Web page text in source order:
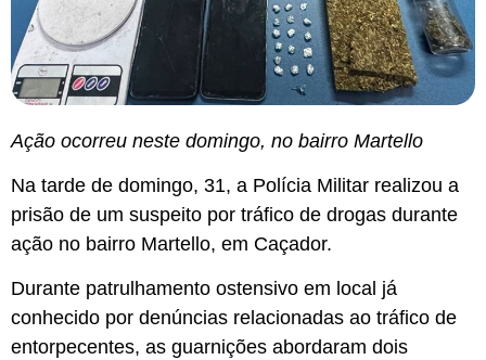
Ação ocorreu neste domingo, no bairro Martello
Na tarde de domingo, 31, a Polícia Militar realizou a
prisão de um suspeito por tráfico de drogas durante
ação no bairro Martello, em Caçador.
Durante patrulhamento ostensivo em local já
conhecido por denúncias relacionadas ao tráfico de
entorpecentes, as guarnições abordaram dois